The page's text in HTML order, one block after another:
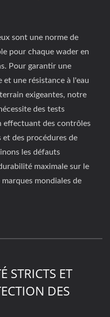
sont une norme de
pour chaque wader en
Pour garantir une
une résistance à l'eau
exigeantes, notre
des tests
effectuant des contrôles
des procédures de
les défauts
maximale sur le
mondiales de
STRICTS ET
DES